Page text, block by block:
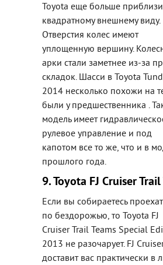
Toyota еще больше
квадратному внешнему виду.
Отверстия колес имеют
уплощенную вершину.
арки стали заметнее из-за
складок. Шасси в Toyota
2014 несколько похожи на
были у предшественника .
модель имеет
рулевое управление и под
капотом все то же, что и в
прошлого года.
9. Toyota FJ Cruiser
Если вы собираетесь
по бездорожью, то Toyota FJ
Cruiser Trail Teams Special
2013 не разочарует. FJ
доставит вас практически в